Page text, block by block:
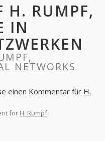
H. RUMPF,
IN
NETWORKS
einen Kommentar für H.
for H. Rumpf